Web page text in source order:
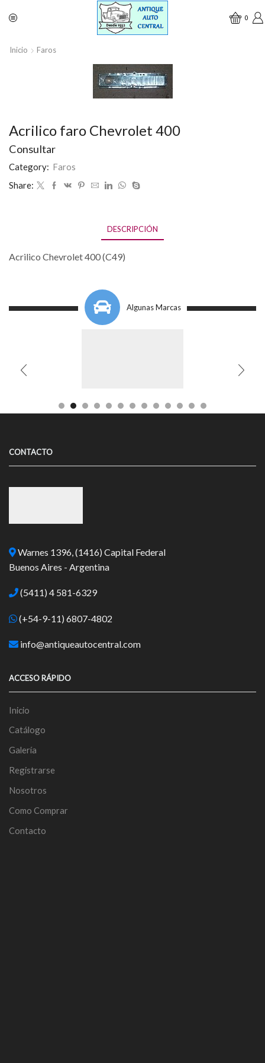
0
Inicio Faros
Acrilico faro Chevrolet 400
Consultar
Category: Faros
Share:
DESCRIPCIÓN
Acrilico Chevrolet 400 (C49)
Algunas Marcas
CONTACTO
Warnes 1396, (1416) Capital Federal
Buenos Aires - Argentina
(5411) 4 581-6329
(+54-9-11) 6807-4802
info@antiqueautocentral.com
ACCESO RÁPIDO
Inicio
Catálogo
Galería
Registrarse
Nosotros
Como Comprar
Contacto